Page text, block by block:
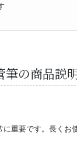
筆の商品説
に重要です。長くお